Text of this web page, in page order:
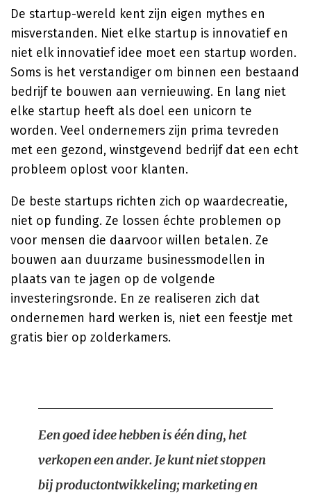
De startup-wereld kent zijn eigen mythes en
misverstanden. Niet elke startup is innovatief en
niet elk innovatief idee moet een startup worden.
Soms is het verstandiger om binnen een bestaand
bedrijf te bouwen aan vernieuwing. En lang niet
elke startup heeft als doel een unicorn te
worden. Veel ondernemers zijn prima tevreden
met een gezond, winstgevend bedrijf dat een echt
probleem oplost voor klanten.
De beste startups richten zich op waardecreatie,
niet op funding. Ze lossen échte problemen op
voor mensen die daarvoor willen betalen. Ze
bouwen aan duurzame businessmodellen in
plaats van te jagen op de volgende
investeringsronde. En ze realiseren zich dat
ondernemen hard werken is, niet een feestje met
gratis bier op zolderkamers.
Een goed idee hebben is één ding, het
verkopen een ander. Je kunt niet stoppen
bij productontwikkeling; marketing en